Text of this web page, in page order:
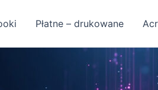
Płatne – drukowane